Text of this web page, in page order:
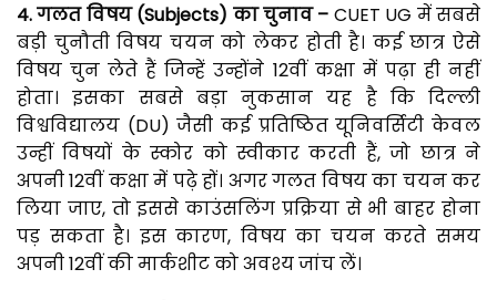
4.गलतविषय (Subjects) काचुनाव – CUET UG में सबसे
बड़ी चुनौती विषय चयन को लेकर होती है। कई छात्र ऐसे
विषय चुन लेते हैं जिन्हें उन्होंने 12वीं कक्षा में पढ़ा ही नहीं
होता। इसका सबसे बड़ा नुकसान यह है कि दिल्ली
विश्वविद्यालय (DU) जैसी कई प्रतिष्ठित यूनिवर्सिटी केवल
उन्हीं विषयों के स्कोर को स्वीकार करती हैं, जो छात्र ने
अपनी 12वीं कक्षा में पढ़े हों। अगर गलत विषय का चयन कर
लिया जाए, तो इससे काउंसलिंग प्रक्रिया से भी बाहर होना
पड़ सकता है। इस कारण, विषय का चयन करते समय
अपनी 12वीं की मार्कशीट को अवश्य जांच लें।